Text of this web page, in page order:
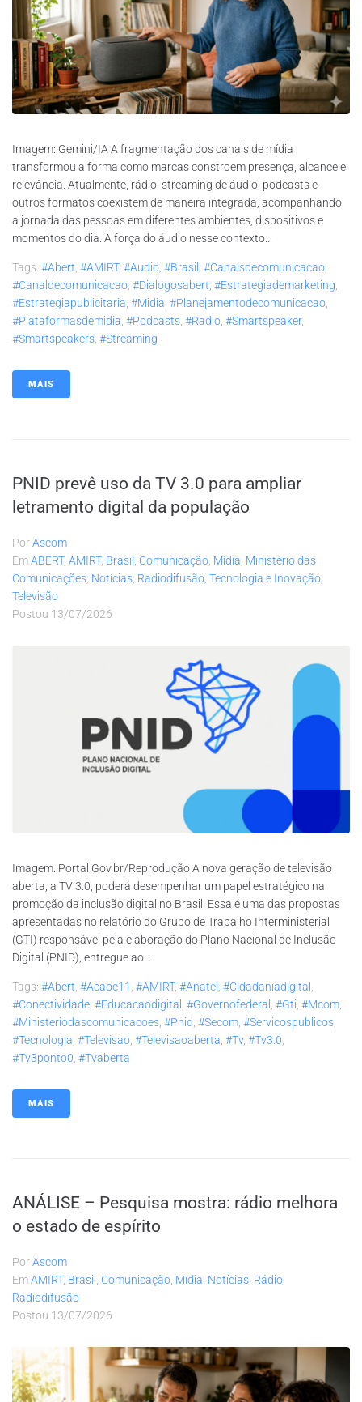
Imagem: Gemini/IA A fragmentação dos canais de mídia
transformou a forma como marcas constroem presença, alcance e
relevância. Atualmente, rádio, streaming de áudio, podcasts e
outros formatos coexistem de maneira integrada, acompanhando
a jornada das pessoas em diferentes ambientes, dispositivos e
momentos do dia. A força do áudio nesse contexto...
Tags: #abert #AMIRT, #audio #brasil #canaisdecomunicacao
#canaldecomunicacao #dialogosabert #estrategiademarketing
#estrategiapublicitaria #midia #planejamentodecomunicacao
#plataformasdemidia #podcasts #radio #smartspeaker,
#smartspeakers #streaming
MAIS
PNID prevê uso da TV 3.0 para ampliar
letramento digital da população
PorAscom
EmABERT, AMIRT, Brasil Comunicação Mídia Ministério das
Comunicações Notícias Radiodifusão Tecnologia e Inovação
Televisão
Postou 13/07/2026
Imagem: Portal Gov.br/Reprodução A nova geração de televisão
aberta, a TV 3.0, poderá desempenhar um papel estratégico na
promoção da inclusão digital no Brasil. Essa é uma das propostas
apresentadas no relatório do Grupo de Trabalho Interministerial
(GTI) responsável pela elaboração do Plano Nacional de Inclusão
Digital (PNID), entregue ao...
Tags: #abert #acaoc11 #AMIRT, #anatel #cidadaniadigital
#conectividade #educacaodigital #governofederal #gti #mcom
#ministeriodascomunicacoes #pnid #secom #servicospublicos
#tecnologia #televisao #televisaoaberta #tv, #tv3.0
#tv3ponto0 #tvaberta
MAIS
ANÁLISE – Pesquisa mostra: rádio melhora
o estado de espírito
PorAscom
EmAMIRT, Brasil Comunicação Mídia Notícias Rádio
Radiodifusão
Postou 13/07/2026